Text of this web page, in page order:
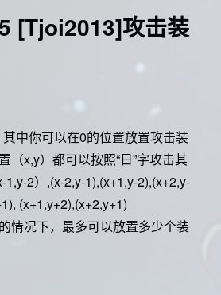
[Tjoi2013]攻击装
中你可以在0的位置放置攻击装
（x,y）都可以按照“日”字攻击其
2）,(x-2,y-1),(x+1,y-2),(x+2,y-
(x+1,y+2),(x+2,y+1)
情况下，最多可以放置多少个装